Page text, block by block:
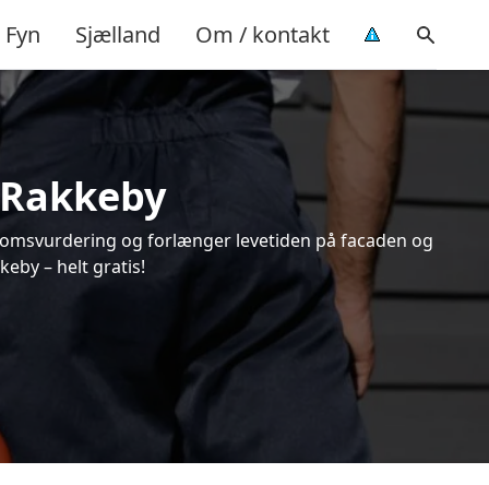
Fyn Sjælland Om / kontakt
og forlænger levetiden på facaden og
– helt gratis!